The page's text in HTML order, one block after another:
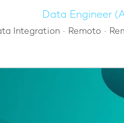
Data Engineer
Integration · Remoto ·